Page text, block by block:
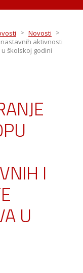
> Novosti >
aktivnosti
školskoj godini
I
U